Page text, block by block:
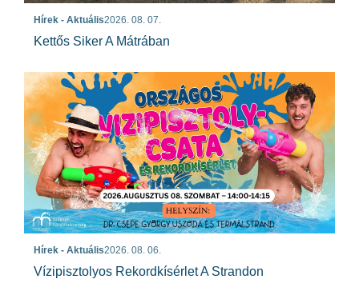
Hírek - Aktuális2026. 08. 07.
Kettős Siker A Mátrában
Hírek - Aktuális2026. 08. 06.
Vízipisztolyos Rekordkísérlet A Strandon